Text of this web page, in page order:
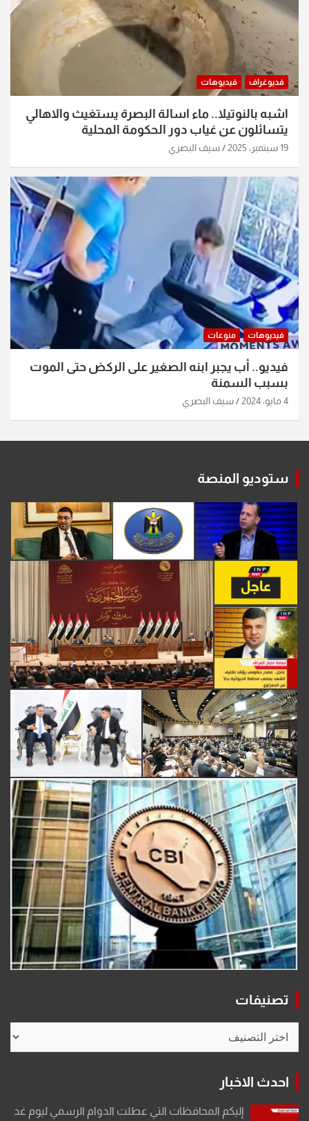
فديوغراف فيديوهات
اشبه بالنوتيلا.. ماء اسالة البصرة يستغيث والاهالي
يتسائلون عن غياب دور الحكومة المحلية
19 سبتمبر، 2025 سيف البصري
فيديوهات منوعات
فيديو.. أب يجبر ابنه الصغير على الركض حتى الموت
بسبب السمنة
4 مايو، 2024 سيف البصري
ستوديو المنصة
تصنيفات
احدث الاخبار
إليكم المحافظات التي عطلت الدوام الرسمي ليوم غد